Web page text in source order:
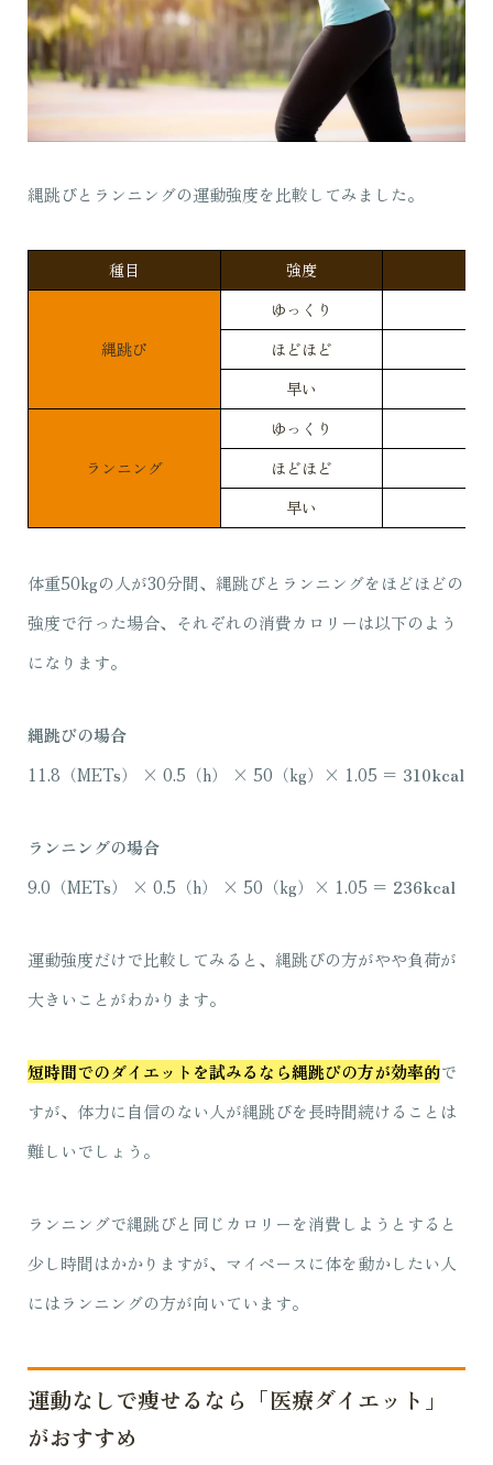
縄跳びとランニングの運動強度を比較してみました。
種目 強度
縄跳び
ゆっくり
ほどほど
早い
ランニング
ゆっくり
ほどほど
早い
体重50kgの人が30分間、縄跳びとランニングをほどほどの
強度で行った場合、それぞれの消費カロリーは以下のよう
になります。
縄跳びの場合
11.8（METs） × 0.5（h） × 50（kg）× 1.05 ＝ 310kcal
ランニングの場合
9.0（METs） × 0.5（h） × 50（kg）× 1.05 ＝ 236kcal
運動強度だけで比較してみると、縄跳びの方がやや負荷が
大きいことがわかります。
短時間でのダイエットを試みるなら縄跳びの方が効率的で
すが、体力に自信のない人が縄跳びを長時間続けることは
難しいでしょう。
ランニングで縄跳びと同じカロリーを消費しようとすると
少し時間はかかりますが、マイペースに体を動かしたい人
にはランニングの方が向いています。
運動なしで痩せるなら「医療ダイエット」
がおすすめ